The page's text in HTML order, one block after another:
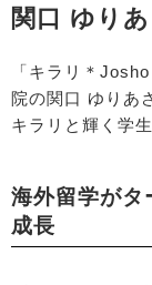
関口 ゆりあ
「キラリ＊
院の関口 ゆりあ
キラリと輝く学
海外留学がタ
成長